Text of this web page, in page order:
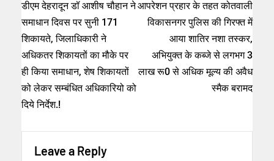
डीएम देहरादून डॉ आशीष चौहान ने
समाधान दिवस पर सुनी 171
शिकायते, जिलाधिकारी ने
अधिकतर शिकायतों का मौके पर
ही किया समाधान, शेष शिकायतों
को लेकर सम्बंधित अधिकारियो को
दिये निर्देश.!
आपरेशन प्रहार के तहत कोतवाली
विकासनगर पुलिस की गिरफ्त में
आया शातिर नशा तस्कर,
अभियुक्त के कब्जे से लगभग 3
लाख रू0 से अधिक मूल्य की अवैध
स्मैक बरामद
Leave a Reply